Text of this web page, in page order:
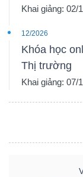
Khai giảng: 02/
12/2026
Khóa học
Thị trường
Khai giảng: 07/